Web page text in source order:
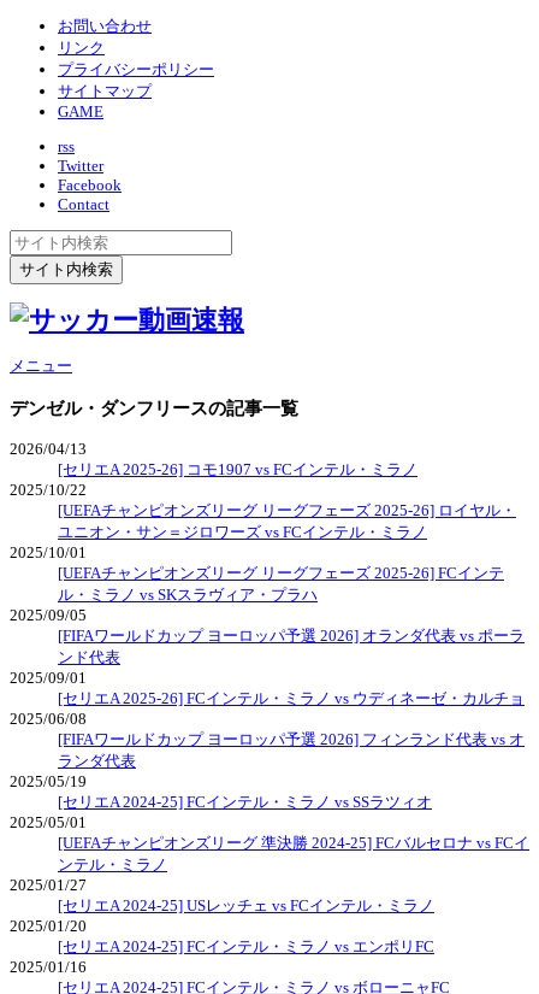
お問い合わせ
リンク
プライバシーポリシー
サイトマップ
GAME
rss
Twitter
Facebook
Contact
メニュー
デンゼル・ダンフリースの記事一覧
2026/04/13
[セリエA 2025-26] コモ1907 vs FCインテル・ミラノ
2025/10/22
[UEFAチャンピオンズリーグ リーグフェーズ 2025-26] ロイヤル・
ユニオン・サン＝ジロワーズ vs FCインテル・ミラノ
2025/10/01
[UEFAチャンピオンズリーグ リーグフェーズ 2025-26] FCインテ
ル・ミラノ vs SKスラヴィア・プラハ
2025/09/05
[FIFAワールドカップ ヨーロッパ予選 2026] オランダ代表 vs ポーラ
ンド代表
2025/09/01
[セリエA 2025-26] FCインテル・ミラノ vs ウディネーゼ・カルチョ
2025/06/08
[FIFAワールドカップ ヨーロッパ予選 2026] フィンランド代表 vs オ
ランダ代表
2025/05/19
[セリエA 2024-25] FCインテル・ミラノ vs SSラツィオ
2025/05/01
[UEFAチャンピオンズリーグ 準決勝 2024-25] FCバルセロナ vs FCイ
ンテル・ミラノ
2025/01/27
[セリエA 2024-25] USレッチェ vs FCインテル・ミラノ
2025/01/20
[セリエA 2024-25] FCインテル・ミラノ vs エンポリFC
2025/01/16
[セリエA 2024-25] FCインテル・ミラノ vs ボローニャFC